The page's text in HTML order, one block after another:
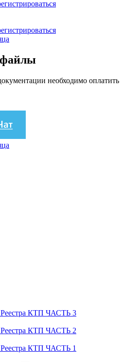
необходимо оплатить
Реестра КТП ЧАСТЬ 3
Реестра КТП ЧАСТЬ 2
Реестра КТП ЧАСТЬ 1